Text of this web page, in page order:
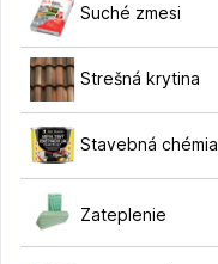
Suché zmesi
Strešná krytina
Stavebná chémia
Zateplenie